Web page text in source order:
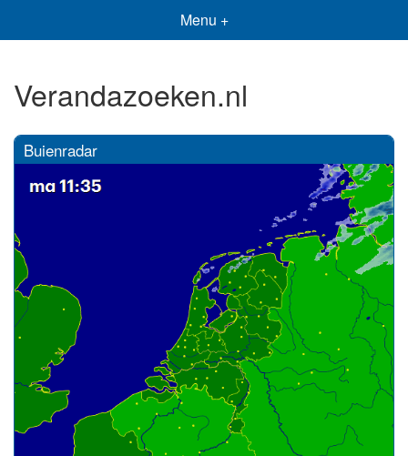
Menu +
Verandazoeken.nl
Buienradar